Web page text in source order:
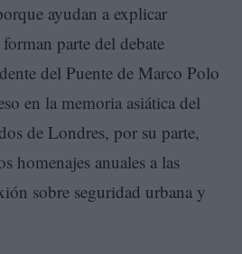
ayudan a explicar
parte del debate
del Puente de Marco Polo
en la memoria asiática del
de Londres, por su parte,
homenajes anuales a las
sobre seguridad urbana y